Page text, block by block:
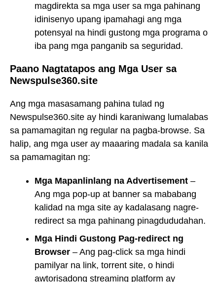
magdirekta sa mga user sa mga pahinang
idinisenyo upang ipamahagi ang mga
potensyal na hindi gustong mga programa o
iba pang mga panganib sa seguridad.
Paano Nagtatapos ang Mga User sa
Newspulse360.site
Ang mga masasamang pahina tulad ng
Newspulse360.site ay hindi karaniwang lumalabas
sa pamamagitan ng regular na pagba-browse. Sa
halip, ang mga user ay maaaring madala sa kanila
sa pamamagitan ng:
Mga Mapanlinlang na Advertisement –
Ang mga pop-up at banner sa mababang
kalidad na mga site ay kadalasang nagre-
redirect sa mga pahinang pinagdududahan.
Mga Hindi Gustong Pag-redirect ng
Browser – Ang pag-click sa mga hindi
pamilyar na link, torrent site, o hindi
awtorisadong streaming platform ay